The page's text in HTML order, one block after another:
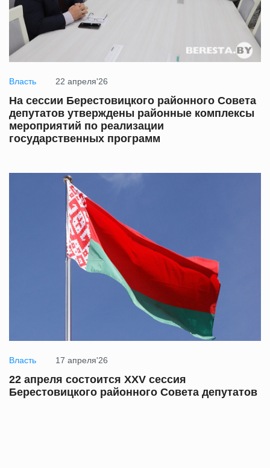
Власть 22 апреля'26
На сессии Берестовицкого районного Совета
депутатов утверждены районные комплексы
мероприятий по реализации
государственных программ
Власть 17 апреля'26
22 апреля состоится XXV сессия
Берестовицкого районного Совета депутатов